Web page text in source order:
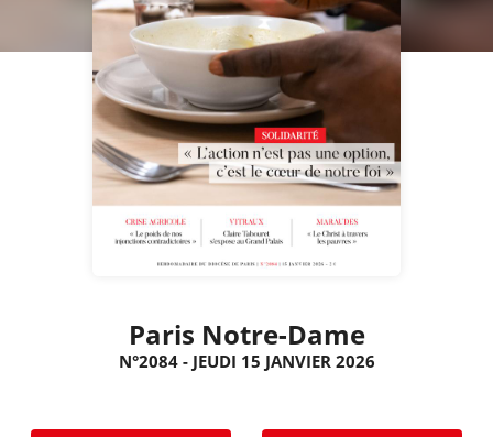
Paris Notre-Dame
N°2084 - JEUDI 15 JANVIER 2026